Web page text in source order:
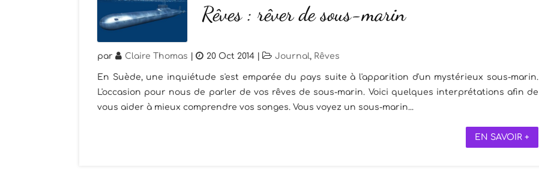
Rêves : rêver de sous-marin
par Claire Thomas 20 Oct 2014 Journal, Rêves
En Suède, une inquiétude s'est emparée du pays suite à l'apparition d'un mystérieux sous-marin.
L'occasion pour nous de parler de vos rêves de sous-marin. Voici quelques interprétations afin de
vous aider à mieux comprendre vos songes. Vous voyez un sous-marin...
EN SAVOIR +